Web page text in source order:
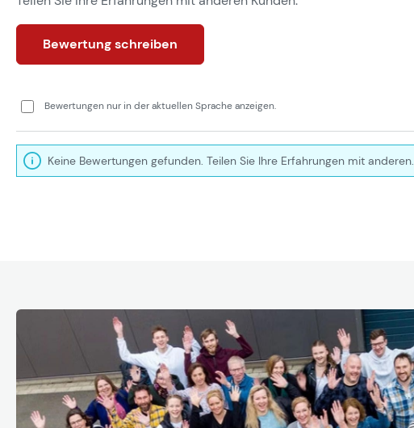
Bewertung schreiben
Bewertungen nur in der aktuellen Sprache anzeigen.
Keine Bewertungen gefunden. Teilen Sie Ihre Erfahrungen mit anderen.